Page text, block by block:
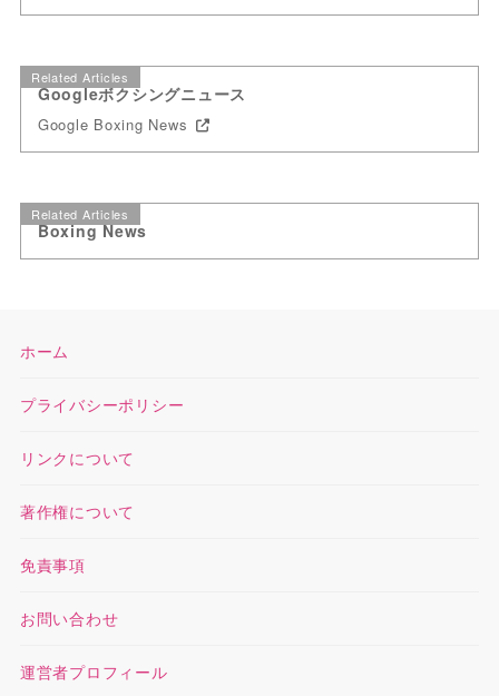
Related Articles
Googleボクシングニュース
Google Boxing News
Related Articles
Boxing News
ホーム
プライバシーポリシー
リンクについて
著作権について
免責事項
お問い合わせ
運営者プロフィール